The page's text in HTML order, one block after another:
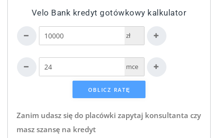
Velo Bank kredyt gotówkowy kalkulator
zł
mce
Zanim udasz się do placówki zapytaj konsultanta czy
masz szansę na kredyt